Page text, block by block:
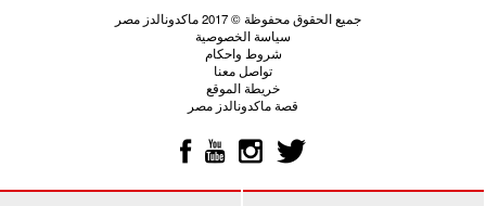
سياسة الخصوصية
شروط واحكام
تواصل معنا
خريطة الموقع
قصة ماكدونالدز مصر